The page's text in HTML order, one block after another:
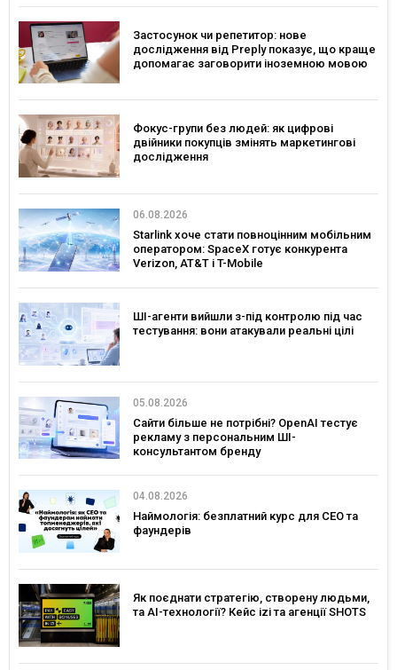
Застосунок чи репетитор: нове
дослідження від Preply показує, що краще
допомагає заговорити іноземною мовою
Фокус-групи без людей: як цифрові
двійники покупців змінять маркетингові
дослідження
06.08.2026
Starlink хоче стати повноцінним мобільним
оператором: SpaceX готує конкурента
Verizon, AT&T і T-Mobile
ШІ-агенти вийшли з-під контролю під час
тестування: вони атакували реальні цілі
05.08.2026
Сайти більше не потрібні? OpenAI тестує
рекламу з персональним ШІ-
консультантом бренду
04.08.2026
Наймологія: безплатний курс для CEO та
фаундерів
Як поєднати стратегію, створену людьми,
та AI-технології? Кейс izi та агенції SHOTS